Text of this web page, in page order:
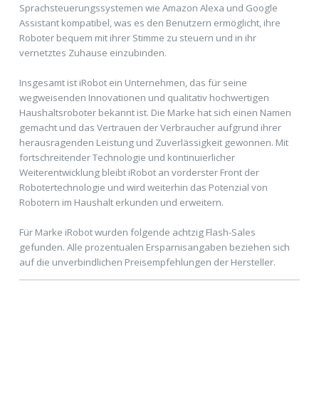
Sprachsteuerungssystemen wie Amazon Alexa und Google
Assistant kompatibel, was es den Benutzern ermöglicht, ihre
Roboter bequem mit ihrer Stimme zu steuern und in ihr
vernetztes Zuhause einzubinden.
Insgesamt ist iRobot ein Unternehmen, das für seine
wegweisenden Innovationen und qualitativ hochwertigen
Haushaltsroboter bekannt ist. Die Marke hat sich einen Namen
gemacht und das Vertrauen der Verbraucher aufgrund ihrer
herausragenden Leistung und Zuverlässigkeit gewonnen. Mit
fortschreitender Technologie und kontinuierlicher
Weiterentwicklung bleibt iRobot an vorderster Front der
Robotertechnologie und wird weiterhin das Potenzial von
Robotern im Haushalt erkunden und erweitern.
Für Marke iRobot wurden folgende achtzig Flash-Sales
gefunden. Alle prozentualen Ersparnisangaben beziehen sich
auf die unverbindlichen Preisempfehlungen der Hersteller.